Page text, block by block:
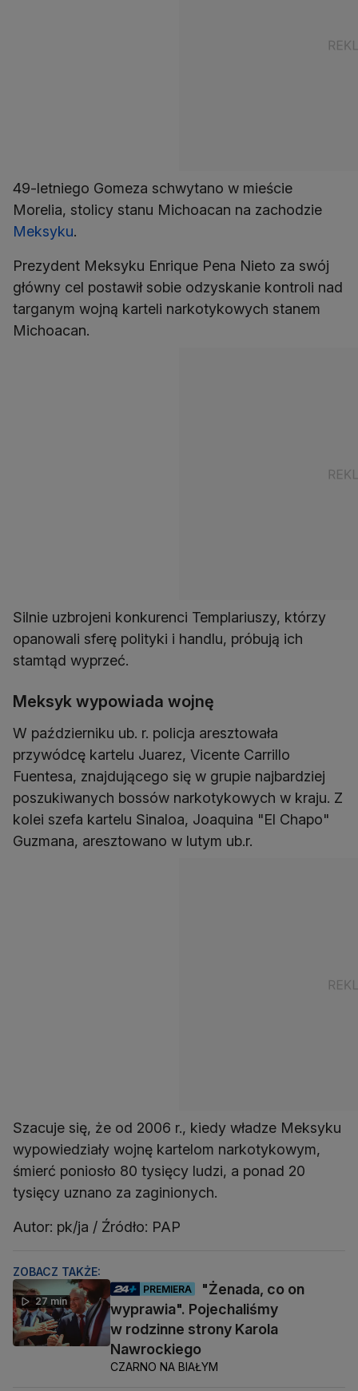
49-letniego Gomeza schwytano w mieście
Morelia, stolicy stanu Michoacan na zachodzie
Meksyku.
Prezydent Meksyku Enrique Pena Nieto za swój
główny cel postawił sobie odzyskanie kontroli nad
targanym wojną karteli narkotykowych stanem
Michoacan.
Silnie uzbrojeni konkurenci Templariuszy, którzy
opanowali sferę polityki i handlu, próbują ich
stamtąd wyprzeć.
Meksyk wypowiada wojnę
W październiku ub. r. policja aresztowała
przywódcę kartelu Juarez, Vicente Carrillo
Fuentesa, znajdującego się w grupie najbardziej
poszukiwanych bossów narkotykowych w kraju. Z
kolei szefa kartelu Sinaloa, Joaquina "El Chapo"
Guzmana, aresztowano w lutym ub.r.
Szacuje się, że od 2006 r., kiedy władze Meksyku
wypowiedziały wojnę kartelom narkotykowym,
śmierć poniosło 80 tysięcy ludzi, a ponad 20
tysięcy uznano za zaginionych.
Autor: pk/ja / Źródło: PAP
ZOBACZ TAKŻE:
27 min
PREMIERA
"Żenada, co on
wyprawia". Pojechaliśmy
w rodzinne strony Karola
Nawrockiego
CZARNO NA BIAŁYM